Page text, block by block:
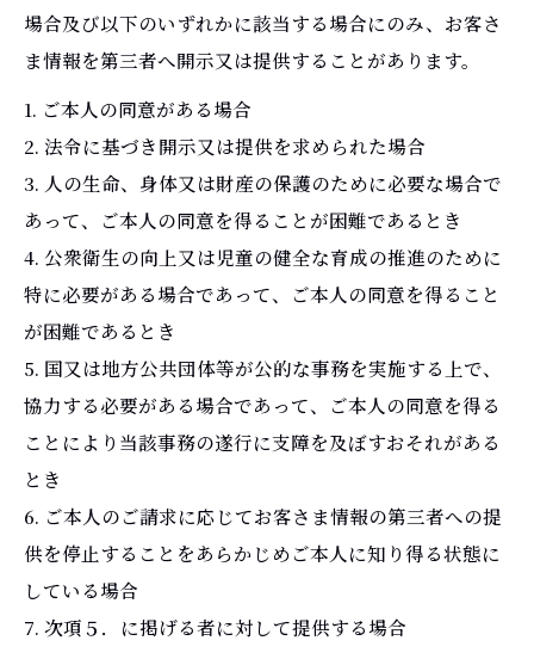
場合及び以下のいずれかに該当する場合にのみ、お客さ
ま情報を第三者へ開示又は提供することがあります。
1. ご本人の同意がある場合
2. 法令に基づき開示又は提供を求められた場合
3. 人の生命、身体又は財産の保護のために必要な場合で
あって、ご本人の同意を得ることが困難であるとき
4. 公衆衛生の向上又は児童の健全な育成の推進のために
特に必要がある場合であって、ご本人の同意を得ること
が困難であるとき
5. 国又は地方公共団体等が公的な事務を実施する上で、
協力する必要がある場合であって、ご本人の同意を得る
ことにより当該事務の遂行に支障を及ぼすおそれがある
とき
6. ご本人のご請求に応じてお客さま情報の第三者への提
供を停止することをあらかじめご本人に知り得る状態に
している場合
7. 次項５．に掲げる者に対して提供する場合